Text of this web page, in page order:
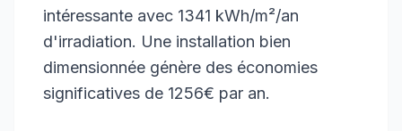
intéressante avec 1341 kWh/m²/an
d'irradiation. Une installation bien
dimensionnée génère des économies
significatives de 1256€ par an.